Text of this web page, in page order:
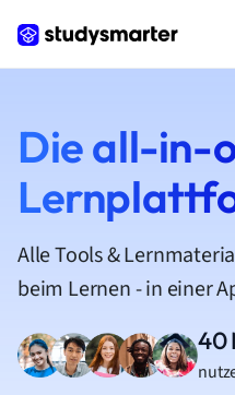
Die all-in-
Alle Tools &
beim Lernen - in einer
40